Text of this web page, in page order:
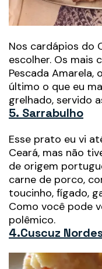
Nos cardápios do
escolher. Os mais
Pescada Amarela,
último o que eu
grelhado, servido
5. Sarrabulho
Esse prato eu vi
Ceará, mas não
de origem
carne de porco,
toucinho, fígado,
Como você pode
polêmico.
4.Cuscuz